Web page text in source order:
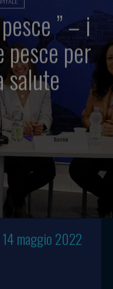
” – i
per
salute
maggio 2022